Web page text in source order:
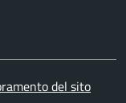
del sito